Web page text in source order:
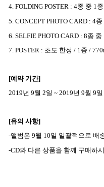
4. FOLDING POSTER : 4종 중 1
5. CONCEPT PHOTO CARD : 4종
6. SELFIE PHOTO CARD : 8종 중
7. POSTER : 초도 한정 / 1종 /
[예약 기간]
2019년 9월 2일 ~ 2019년 9월 9
[유의 사항]
-앨범은 9월 10일 일괄적으로 배
-CD와 다른 상품을 함께 구매하